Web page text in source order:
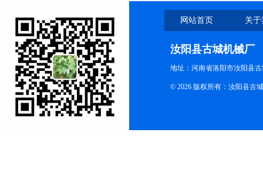
网站首页 关
汝阳县古城机械厂
地址：河南省洛阳市汝阳县
© 2026 版权所有：汝阳县古